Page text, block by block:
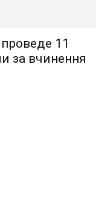
11
за вчинення